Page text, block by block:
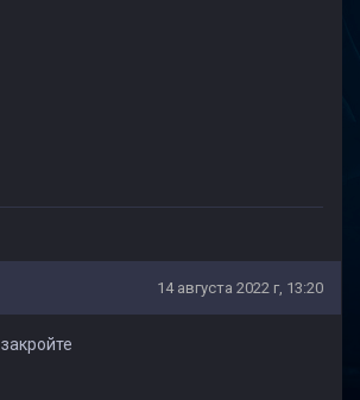
14 августа 2022 г, 13:20
закройте